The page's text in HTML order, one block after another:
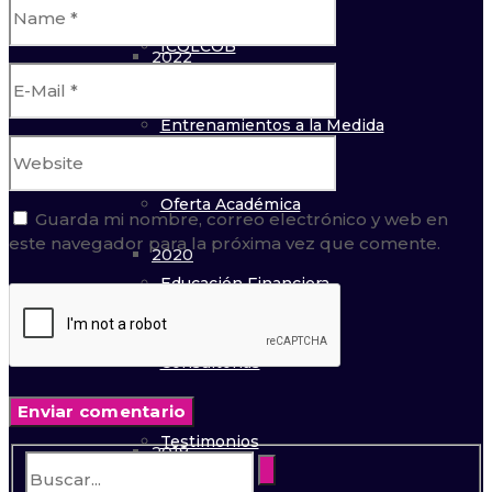
ICOLCOB
Entrenamientos a la Medida
Oferta Académica
Educación Financiera
Consultorías
Testimonios
2022
2020
2018
Guarda mi nombre, correo electrónico y web en
este navegador para la próxima vez que comente.